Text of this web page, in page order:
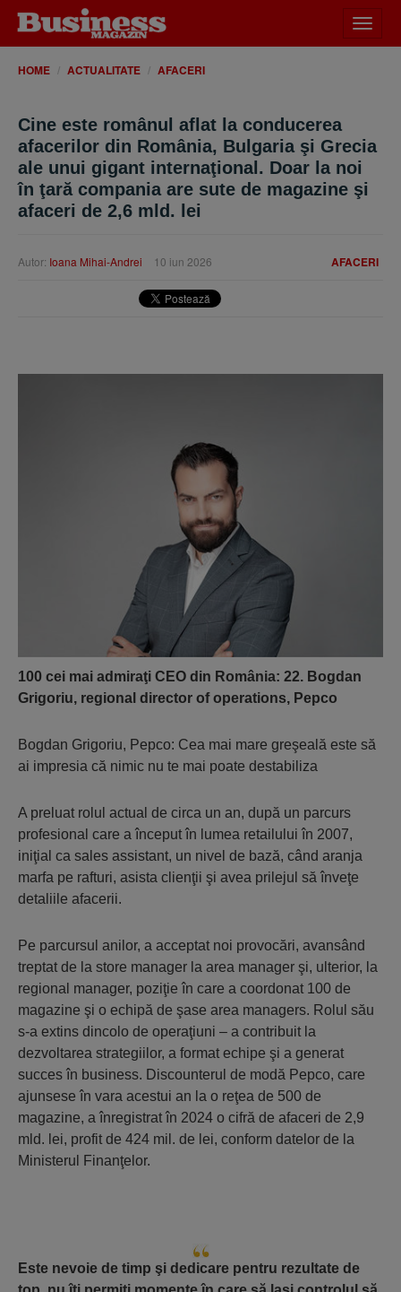
meniu
HOME ACTUALITATE AFACERI
Cine este românul aflat la conducerea
afacerilor din România, Bulgaria şi Grecia
ale unui gigant internaţional. Doar la noi
în ţară compania are sute de magazine şi
afaceri de 2,6 mld. lei
AFACERI
Autor: Ioana Mihai-Andrei 10 iun 2026
100 cei mai admiraţi CEO din România: 22. Bogdan
Grigoriu, regional director of operations, Pepco
Bogdan Grigoriu, Pepco: Cea mai mare greşeală este să
ai impresia că nimic nu te mai poate destabiliza
A preluat rolul actual de circa un an, după un parcurs
profesional care a început în lumea retailului în 2007,
iniţial ca sales assistant, un nivel de bază, când aranja
marfa pe rafturi, asista clienţii şi avea prilejul să înveţe
detaliile afacerii.
Pe parcursul anilor, a acceptat noi provocări, avansând
treptat de la store manager la area manager şi, ulterior, la
regional manager, poziţie în care a coordonat 100 de
magazine şi o echipă de şase area managers. Rolul său
s-a extins dincolo de operaţiuni – a contribuit la
dezvoltarea strategiilor, a format echipe şi a generat
succes în business. Discounterul de modă Pepco, care
ajunsese în vara acestui an la o reţea de 500 de
magazine, a înregistrat în 2024 o cifră de afaceri de 2,9
mld. lei, profit de 424 mil. de lei, conform datelor de la
Ministerul Finanţelor.
Este nevoie de timp şi dedicare pentru rezultate de